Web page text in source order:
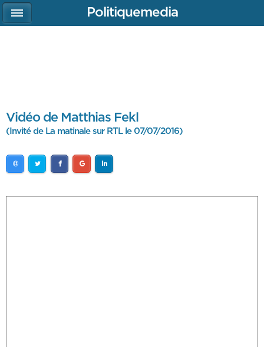
Vidéo de Matthias Fekl
(Invité de La matinale sur RTL le 07/07/2016)
Politiquemedia